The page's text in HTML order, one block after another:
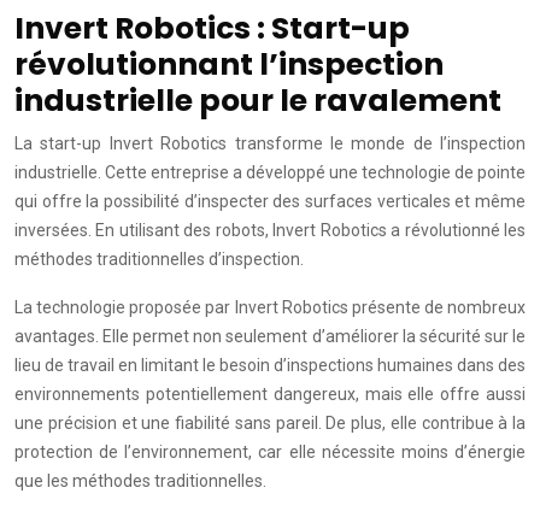
Invert Robotics : Start-up
révolutionnant l’inspection
industrielle pour le ravalement
La start-up Invert Robotics transforme le monde de l’inspection
industrielle. Cette entreprise a développé une technologie de pointe
qui offre la possibilité d’inspecter des surfaces verticales et même
inversées. En utilisant des robots, Invert Robotics a révolutionné les
méthodes traditionnelles d’inspection.
La technologie proposée par Invert Robotics présente de nombreux
avantages. Elle permet non seulement d’améliorer la sécurité sur le
lieu de travail en limitant le besoin d’inspections humaines dans des
environnements potentiellement dangereux, mais elle offre aussi
une précision et une fiabilité sans pareil. De plus, elle contribue à la
protection de l’environnement, car elle nécessite moins d’énergie
que les méthodes traditionnelles.